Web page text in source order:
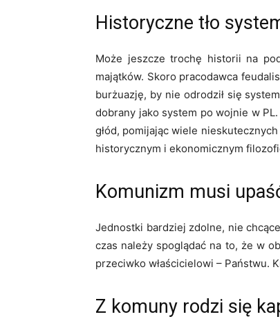
Historyczne tło
Może jeszcze trochę historii na
majątków. Skoro pracodawca
burżuazję, by nie odrodził się
dobrany jako system po wojnie w
głód, pomijając wiele
historycznym i ekonomicznym
Komunizm musi
Jednostki bardziej zdolne, nie
czas należy spoglądać na to, że w
przeciwko właścicielowi – Państwu.
Z komuny rodzi się